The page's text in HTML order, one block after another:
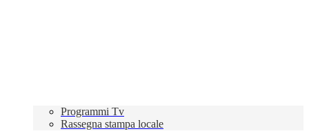
Programmi Tv
Rassegna stampa locale